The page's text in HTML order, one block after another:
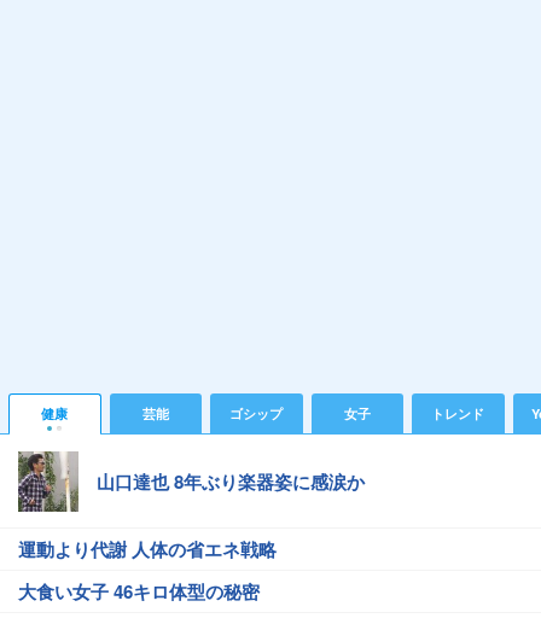
健康 芸能 ゴシップ 女子 トレンド
山口達也 8年ぶり楽器姿に感涙か
運動より代謝 人体の省エネ戦略
大食い女子 46キロ体型の秘密